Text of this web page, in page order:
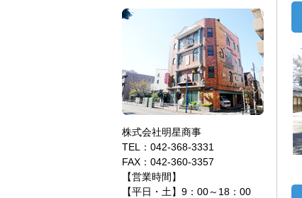
株式会社明星商事
TEL：042-368-3331
FAX：042-360-3357
【営業時間】
【平日・土】9：00～18：00